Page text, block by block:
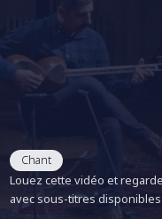
Chant
Louez cette vidéo et
avec sous-titres